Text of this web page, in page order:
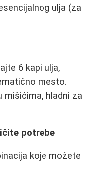
ulja (za
6 kapi ulja,
mesto.
mišićima, hladni za
potrebe
koje možete